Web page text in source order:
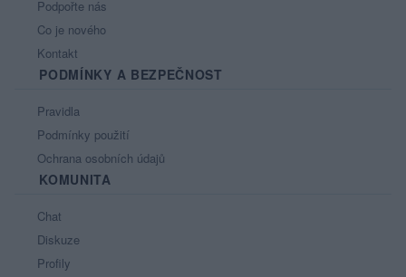
Podpořte nás
Co je nového
Kontakt
PODMÍNKY A BEZPEČNOST
Pravidla
Podmínky použití
Ochrana osobních údajů
KOMUNITA
Chat
Diskuze
Profily